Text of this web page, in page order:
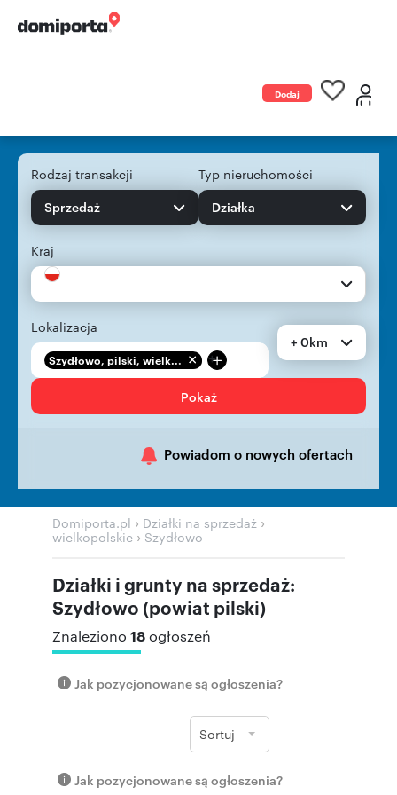
Dodaj
Rodzaj transakcji
Sprzedaż
Typ nieruchomości
Działka
Kraj
Lokalizacja
Szydłowo, pilski, wielk... +
+ 0km
Pokaż
Powiadom o nowych ofertach
Domiporta.pl › Działki na sprzedaż ›
wielkopolskie › Szydłowo
Działki i grunty na sprzedaż:
Szydłowo (powiat pilski)
Znaleziono 18ogłoszeń
Jak pozycjonowane są ogłoszenia?
Sortuj
Jak pozycjonowane są ogłoszenia?